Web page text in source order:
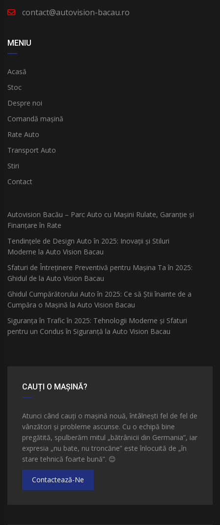
contact@autovision-bacau.ro
MENIU
Acasă
Stoc
Despre noi
Comandă mașină
Rate Auto
Transport Auto
Stiri
Contact
Autovision Bacău – Parc Auto cu Mașini Rulate, Garanție și
Finanțare în Rate
Tendințele de Design Auto în 2025: Inovații și Stiluri
Moderne la Auto Vision Bacau
Sfaturi de Întreținere Preventivă pentru Mașina Ta în 2025:
Ghidul de la Auto Vision Bacau
Ghidul Cumpărătorului Auto în 2025: Ce să Știi înainte de a
Cumpăra o Mașină la Auto Vision Bacau
Siguranța în Trafic în 2025: Tehnologii Moderne și Sfaturi
pentru un Condus în Siguranță la Auto Vision Bacau
CAUȚI O MAȘINĂ?
Atunci când cauți o mașină nouă, întâlnești fel de fel de
vânzători și probleme ascunse. Cu o echipă bine
pregătită, spulberăm mitul „bătrânicii din Germania”, iar
expresia „nu bate, nu troncăne” este înlocuită de „în
stare tehnică foarte bună”. 😊
Contactează-Ne